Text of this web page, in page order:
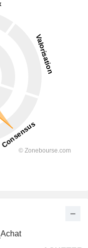
Achat